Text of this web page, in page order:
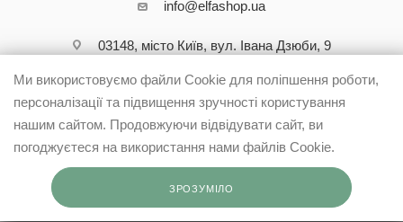
info@elfashop.ua
03148, місто Київ, вул. Івана Дзюби, 9
Ми використовуємо файли Cookie для поліпшення роботи,
персоналізації та підвищення зручності користування
нашим сайтом. Продовжуючи відвідувати сайт, ви
погоджуєтеся на використання нами файлів Cookie.
ЗРОЗУМІЛО